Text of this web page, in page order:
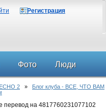
Регистрация
Фото Люди
2 » Блог клуба - ВСЕ, ЧТО ВАМ
перевод на 4817760231077102